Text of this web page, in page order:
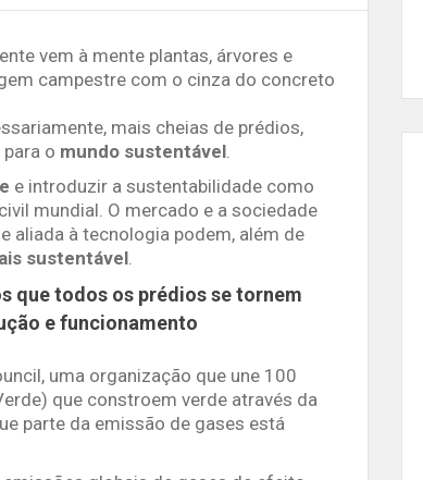
vem à mente plantas, árvores e
campestre com o cinza do concreto
mais cheias de prédios,
o mundo sustentável
e introduzir a sustentabilidade como
mundial. O mercado e a sociedade
aliada à tecnologia podem, além de
sustentável
que todos os prédios se tornem
e funcionamento
uma organização que une 100
que constroem verde através da
parte da emissão de gases está